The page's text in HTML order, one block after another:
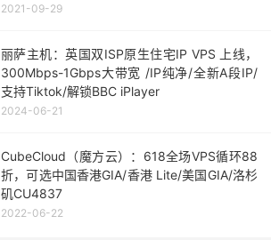
2021-09-29
丽萨主机：英国双ISP原生住宅IP VPS 上线，
300Mbps-1Gbps大带宽 /IP纯净/全新A段IP/
支持Tiktok/解锁BBC iPlayer
2024-06-21
CubeCloud（魔方云）：618全场VPS循环88
折，可选中国香港GIA/香港 Lite/美国GIA/洛杉
矶CU4837
2022-06-22